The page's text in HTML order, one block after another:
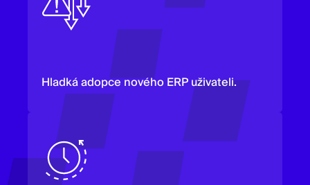
Hladká adopce nového ERP uživateli.